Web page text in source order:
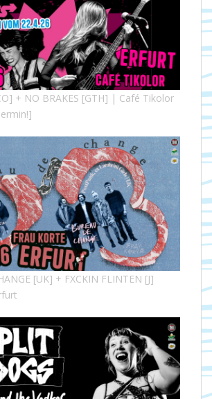
+ NO BRAKES [GTH] | Café Tikolor
[UK] + FXCKIN FLINTEN [J]